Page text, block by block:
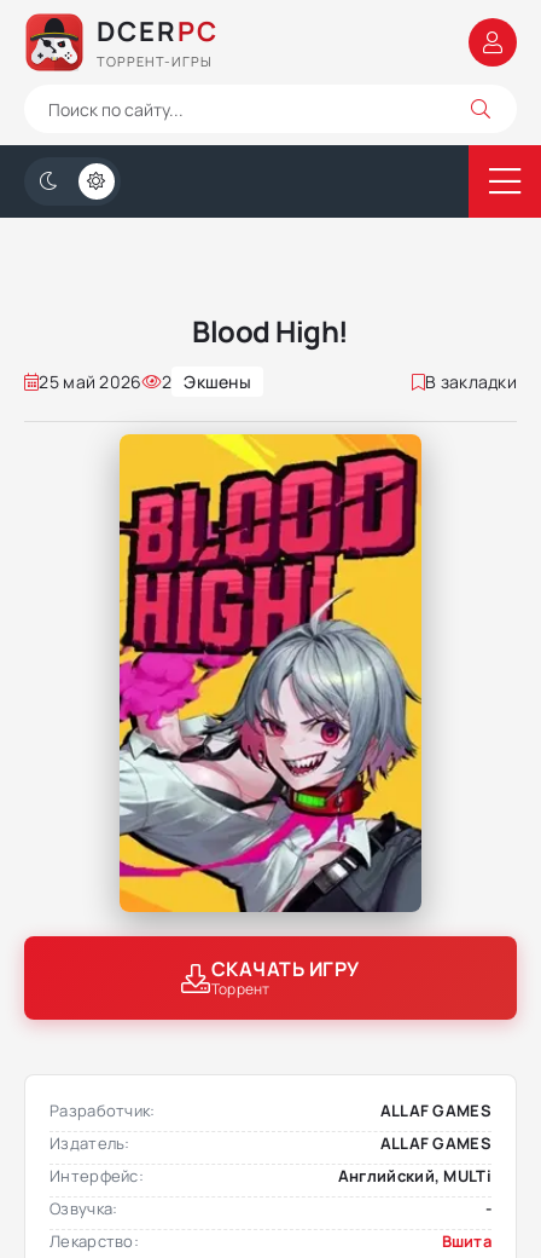
DCERPC
ТОРРЕНТ-ИГРЫ
Blood High!
25 май 2026 2 Экшены В закладки
СКАЧАТЬ ИГРУ
Торрент
Разработчик:
ALLAF GAMES
Издатель:
ALLAF GAMES
Интерфейс:
Английский, MULTi
Озвучка:
-
Лекарство:
Вшита